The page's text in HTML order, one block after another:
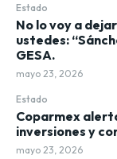
Estado
No lo voy a
ustedes:
GESA.
mayo 23, 2026
Estado
Coparmex
inversiones y
mayo 23, 2026